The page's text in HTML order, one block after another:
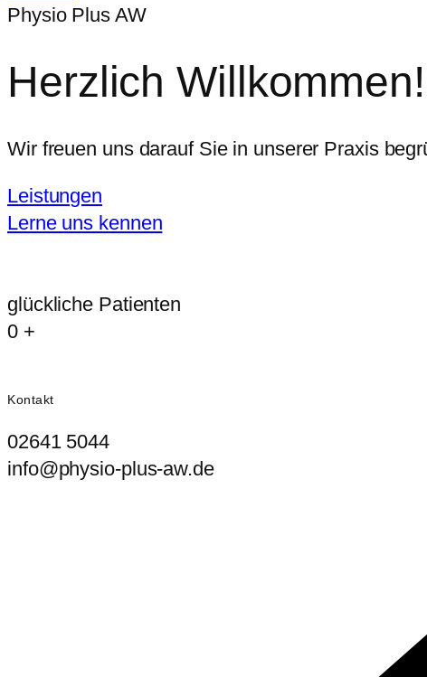
Physio Plus AW
Herzlich Willkommen!
Wir freuen uns darauf Sie in unserer Praxis
Leistungen
Lerne uns kennen
glückliche Patienten
0 +
Kontakt
02641 5044
info@physio-plus-aw.de